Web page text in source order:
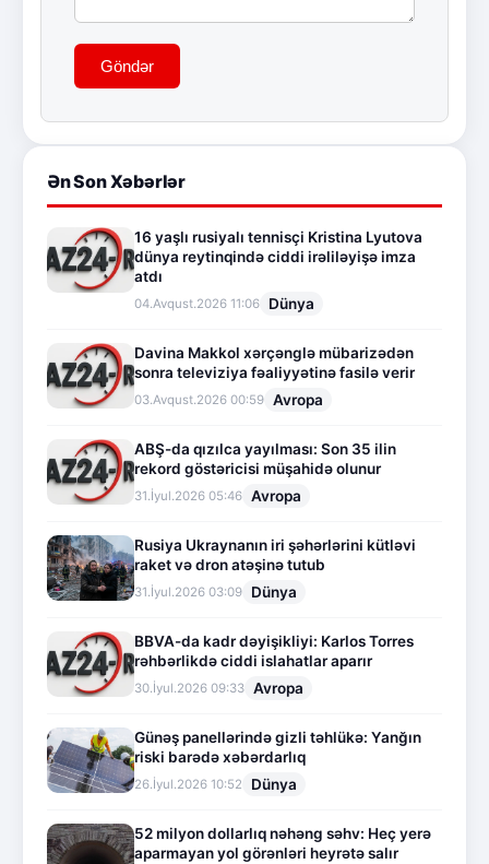
Göndər
Ən Son Xəbərlər
16 yaşlı rusiyalı tennisçi Kristina Lyutova
dünya reytinqində ciddi irəliləyişə imza
atdı
04.Avqust.2026 11:06 Dünya
Davina Makkol xərçənglə mübarizədən
sonra televiziya fəaliyyətinə fasilə verir
03.Avqust.2026 00:59 Avropa
ABŞ-da qızılca yayılması: Son 35 ilin
rekord göstəricisi müşahidə olunur
31.İyul.2026 05:46 Avropa
Rusiya Ukraynanın iri şəhərlərini kütləvi
raket və dron atəşinə tutub
31.İyul.2026 03:09 Dünya
BBVA-da kadr dəyişikliyi: Karlos Torres
rəhbərlikdə ciddi islahatlar aparır
30.İyul.2026 09:33 Avropa
Günəş panellərində gizli təhlükə: Yanğın
riski barədə xəbərdarlıq
26.İyul.2026 10:52 Dünya
52 milyon dollarlıq nəhəng səhv: Heç yerə
aparmayan yol görənləri heyrətə salır